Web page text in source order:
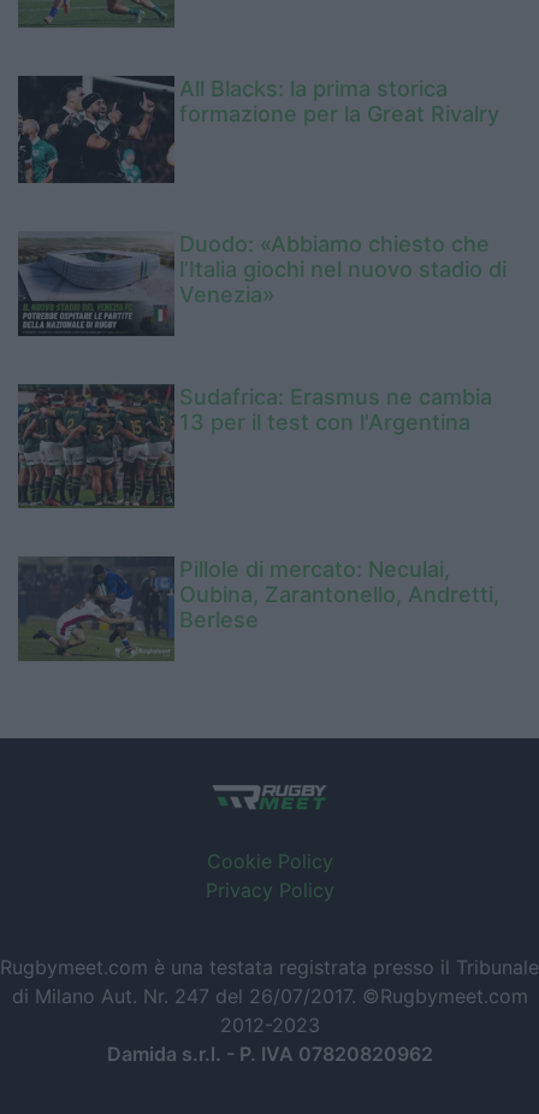
All Blacks: la prima storica
formazione per la Great Rivalry
Duodo: «Abbiamo chiesto che
l’Italia giochi nel nuovo stadio di
Venezia»
Sudafrica: Erasmus ne cambia
13 per il test con l'Argentina
Pillole di mercato: Neculai,
Oubina, Zarantonello, Andretti,
Berlese
Cookie Policy
Privacy Policy
Rugbymeet.com è una testata registrata presso il Tribunale
di Milano Aut. Nr. 247 del 26/07/2017. ©Rugbymeet.com
2012-2023
Damida s.r.l. - P. IVA 07820820962